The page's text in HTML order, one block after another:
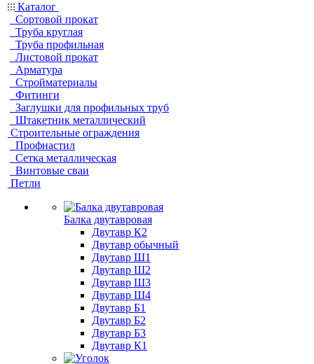
Каталог
Сортовой прокат
Труба круглая
Труба профильная
Листовой прокат
Арматура
Стройматериалы
Фитинги
Заглушки для профильных труб
Штакетник металлический
Строительные ограждения
Профнастил
Сетка металлическая
Винтовые сваи
Петли
Балка двутавровая
Двутавр К2
Двутавр обычный
Двутавр Ш1
Двутавр Ш2
Двутавр Ш3
Двутавр Ш4
Двутавр Б1
Двутавр Б2
Двутавр Б3
Двутавр К1